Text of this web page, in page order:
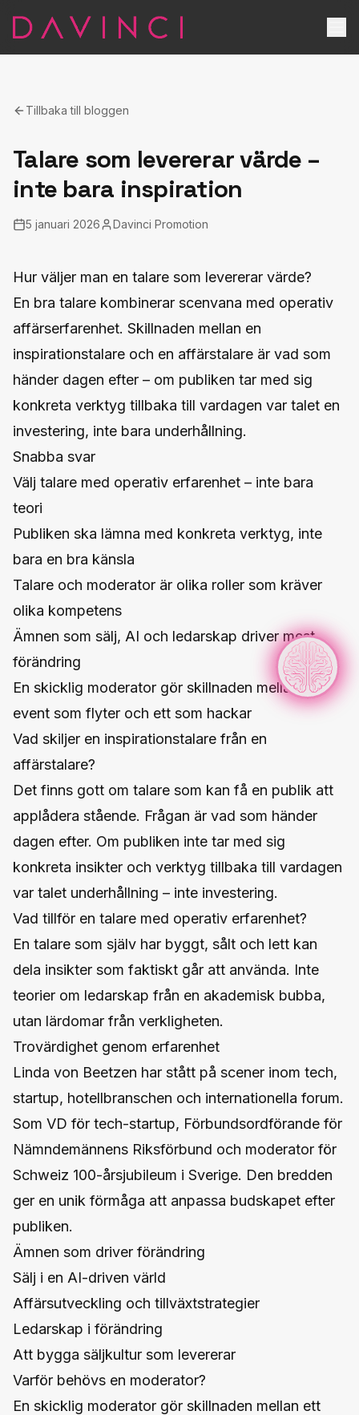
Tillbaka till bloggen
Talare som levererar värde –
inte bara inspiration
5 januari 2026 Davinci Promotion
Hur väljer man en talare som levererar värde?
En bra talare kombinerar scenvana med operativ
affärserfarenhet. Skillnaden mellan en
inspirationstalare och en affärstalare är vad som
händer dagen efter – om publiken tar med sig
konkreta verktyg tillbaka till vardagen var talet en
investering, inte bara underhållning.
Snabba svar
Välj talare med operativ erfarenhet – inte bara
teori
Publiken ska lämna med konkreta verktyg, inte
bara en bra känsla
Talare och moderator är olika roller som kräver
olika kompetens
Ämnen som sälj, AI och ledarskap driver mest
förändring
En skicklig moderator gör skillnaden mellan ett
event som flyter och ett som hackar
Vad skiljer en inspirationstalare från en
affärstalare?
Det finns gott om talare som kan få en publik att
applådera stående. Frågan är vad som händer
dagen efter. Om publiken inte tar med sig
konkreta insikter och verktyg tillbaka till vardagen
var talet underhållning – inte investering.
Vad tillför en talare med operativ erfarenhet?
En talare som själv har byggt, sålt och lett kan
dela insikter som faktiskt går att använda. Inte
teorier om ledarskap från en akademisk bubba,
utan lärdomar från verkligheten.
Trovärdighet genom erfarenhet
Linda von Beetzen har stått på scener inom tech,
startup, hotellbranschen och internationella forum.
Som VD för tech-startup, Förbundsordförande för
Nämndemännens Riksförbund och moderator för
Schweiz 100-årsjubileum i Sverige. Den bredden
ger en unik förmåga att anpassa budskapet efter
publiken.
Ämnen som driver förändring
Sälj i en AI-driven värld
Affärsutveckling och tillväxtstrategier
Ledarskap i förändring
Att bygga säljkultur som levererar
Varför behövs en moderator?
En skicklig moderator gör skillnaden mellan ett